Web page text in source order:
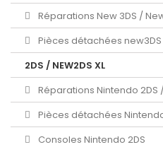
Réparations New 3DS /
Pièces détachées new3DS
2DS / NEW2DS XL
Réparations Nintendo 2DS /
Pièces détachées Nintendo
Consoles Nintendo 2DS